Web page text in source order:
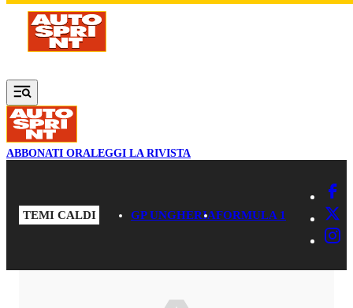
Vai al contenuto principale
ABBONATI ORALEGGI LA RIVISTA
TEMI CALDI GP UNGHERIAFORMULA 1